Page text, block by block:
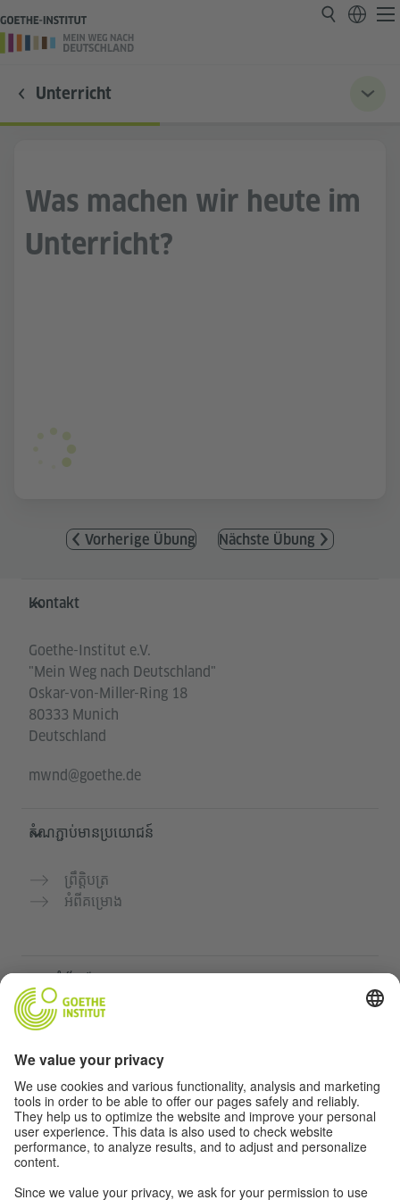
Unterricht
Was machen wir heute im
Unterricht?
Vorherige Übung Nächste Übung
Service- und Informationsbereich
Kontakt
Goethe-Institut e.V.
"Mein Weg nach Deutschland"
Oskar-von-Miller-Ring 18
80333 Munich
Deutschland
mwnd@goethe.de
តំណភ្ជាប់មានប្រយោជន៍
ព្រឹត្តិបត្រ
អំពីគម្រោង
វគ្គសិក្សាភាសាអាល្លឺម៉ង់របស់ Goethe-Institut
បណ្តាញសម្រាប់គ្រូបង្រៀន "Deutschstunde"
ភាពឯកជន និងការចូលដំណើរការដោយគ្មានឧបសគ្គ